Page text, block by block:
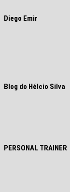
Diego Emir
Blog do Hélcio Silva
PERSONAL TRAINER